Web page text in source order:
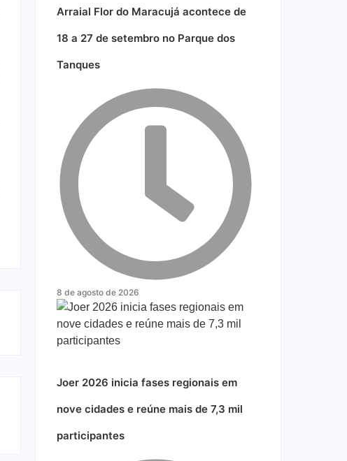
Arraial Flor do Maracujá acontece de
18 a 27 de setembro no Parque dos
Tanques
8 de agosto de 2026
Joer 2026 inicia fases regionais em
nove cidades e reúne mais de 7,3 mil
participantes